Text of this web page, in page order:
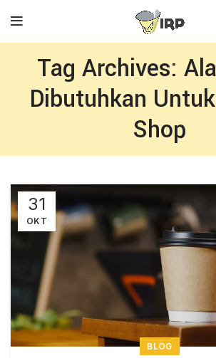
Tag Archives:
Dibutuhkan
Shop
31
OKT
BLOG